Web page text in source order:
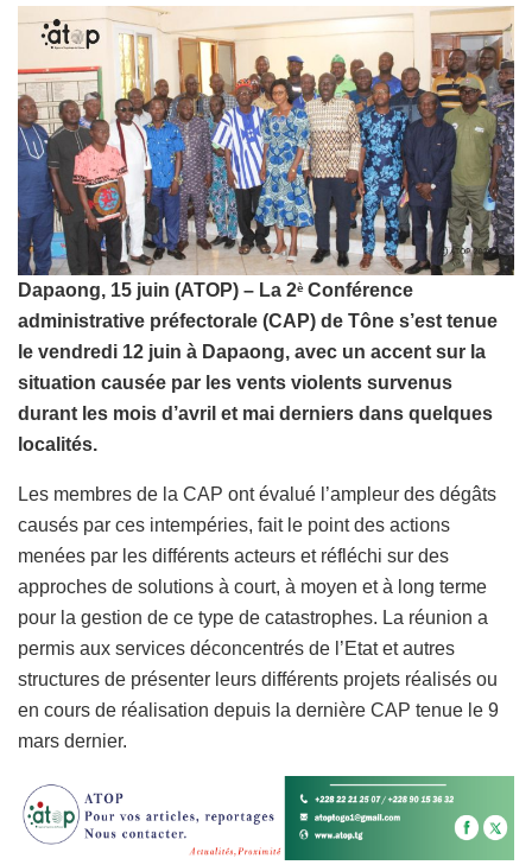
Dapaong, 15 juin (ATOP) – La 2è Conférence
administrative préfectorale (CAP) de Tône s’est tenue
le vendredi 12 juin à Dapaong, avec un accent sur la
situation causée par les vents violents survenus
durant les mois d’avril et mai derniers dans quelques
localités.
Les membres de la CAP ont évalué l’ampleur des dégâts
causés par ces intempéries, fait le point des actions
menées par les différents acteurs et réfléchi sur des
approches de solutions à court, à moyen et à long terme
pour la gestion de ce type de catastrophes. La réunion a
permis aux services déconcentrés de l’Etat et autres
structures de présenter leurs différents projets réalisés ou
en cours de réalisation depuis la dernière CAP tenue le 9
mars dernier.